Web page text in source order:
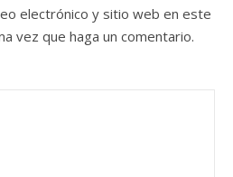
electrónico y sitio web en este
vez que haga un comentario.